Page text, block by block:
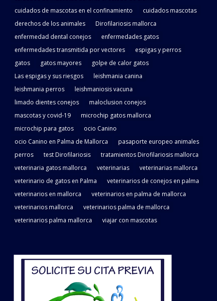
cuidados de mascotas en el confinamiento
cuidados mascotas
derechos de los animales
Dirofilariosis mallorca
enfermedad dental conejos
enfermedades gatos
enfermedades transmitida por vectores
espigas y perros
gatos
gatos mayores
golpe de calor gatos
Las espigas y sus riesgos
leishmania canina
leishmania perros
leishmaniosis vacuna
limado dientes conejos
maloclusion conejos
mascotas y covid-19
microchip gatos mallorca
microchip para gatos
ocio Canino
ocio Canino en Palma de Mallorca
pasaporte europeo animales
perros
test Dirofilariosis
tratamientos Dirofilariosis mallorca
veterinaria gatos mallorca
veterinarias
veterinarias mallorca
veterinario de gatos en Palma
veterinarios de conejos en palma
veterinarios en mallorca
veterinarios en palma de mallorca
veterinarios mallorca
veterinarios palma de mallorca
veterinarios palma mallorca
viajar con mascotas